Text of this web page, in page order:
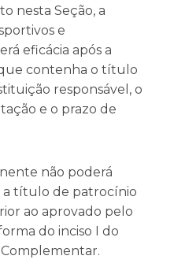
nesta Seção, a
e
eficácia após a
contenha o título
responsável, o
e o prazo de
não poderá
a título de patrocínio
ao aprovado pelo
do inciso I do
Complementar.